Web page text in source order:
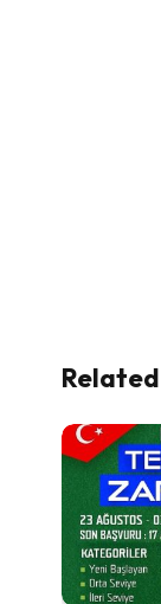
Related